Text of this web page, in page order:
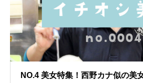
NO.4 美女特集！西野カナ似の美